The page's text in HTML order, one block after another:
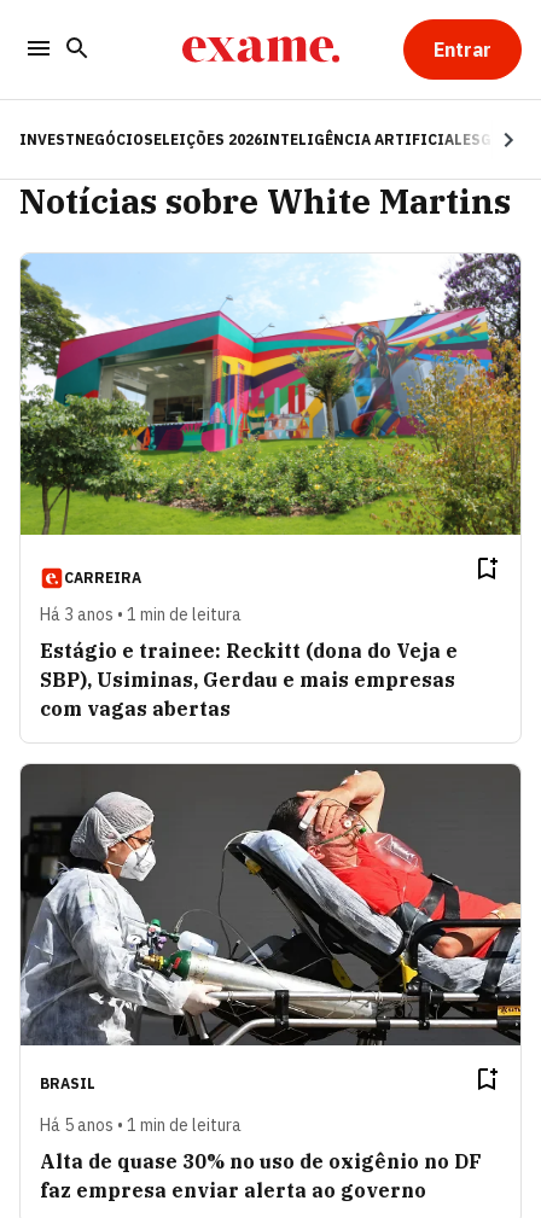
Entrar
INVESTNEGÓCIOSELEIÇÕES 2026INTELIGÊNCIA ARTIFICIALESG
Notícias sobre White Martins
CARREIRA
Há 3 anos • 1 min de leitura
Estágio e trainee: Reckitt (dona do Veja e
SBP), Usiminas, Gerdau e mais empresas
com vagas abertas
BRASIL
Há 5 anos • 1 min de leitura
Alta de quase 30% no uso de oxigênio no DF
faz empresa enviar alerta ao governo